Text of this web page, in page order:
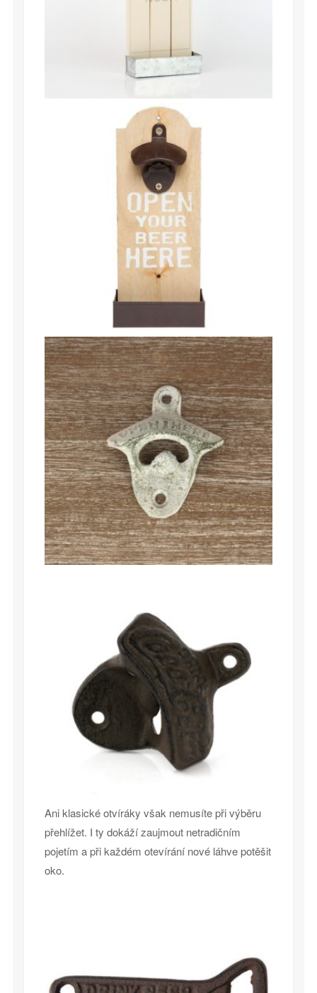
Ani klasické otvíráky však nemusíte při výběru
přehlížet. I ty dokáží zaujmout netradičním
pojetím a při každém otevírání nové láhve potěšit
oko.